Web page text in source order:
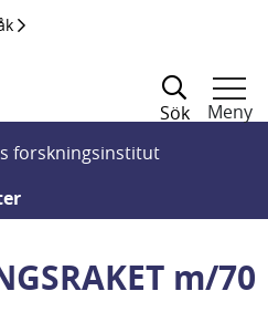
Sök
Meny
forskningsinstitut
m/70